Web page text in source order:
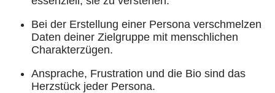
Bei der Erstellung einer Persona verschmelzen
Daten deiner Zielgruppe mit menschlichen
Charakterzügen.
Ansprache, Frustration und die Bio sind das
Herzstück jeder Persona.